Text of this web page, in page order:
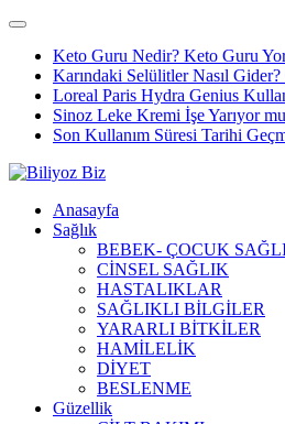
Keto Guru Nedir? Keto Guru
Karındaki Selülitler Nasıl
Loreal Paris Hydra Genius
Sinoz Leke Kremi İşe Yarıyor
Son Kullanım Süresi Tarihi
Anasayfa
Sağlık
BEBEK- ÇOCUK
CİNSEL SAĞLIK
HASTALIKLAR
SAĞLIKLI BİLGİLER
YARARLI BİTKİLER
HAMİLELİK
DİYET
BESLENME
Güzellik